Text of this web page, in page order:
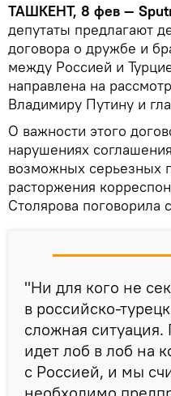
ТАШКЕНТ, 8 фев —
депутаты предлагают
договора о дружбе и
между Россией и
направлена на
Владимиру Путину и
О важности этого
нарушениях
возможных серьезных
расторжения
Столярова поговорила
"Ни для кого не
в российско-
сложная ситуация.
идет лоб в лоб на
с Россией, и мы